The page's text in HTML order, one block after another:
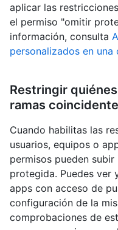
aplicar las
el permiso "omitir
información, consulta
personalizados en una
Restringir
ramas
Cuando habilitas las
usuarios, equipos o
permisos pueden
protegida. Puedes ver
apps con acceso de
configuración de la
comprobaciones de